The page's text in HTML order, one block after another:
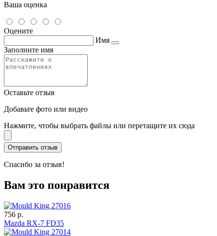
Ваша оценка
Оцените
Имя
Заполните имя
Оставьте отзыв
Добавьте фото или видео
Нажмите, чтобы выбрать файлы или перетащите их сюда
Спасибо за отзыв!
Вам это понравится
756 р.
Mazda RX-7 FD35